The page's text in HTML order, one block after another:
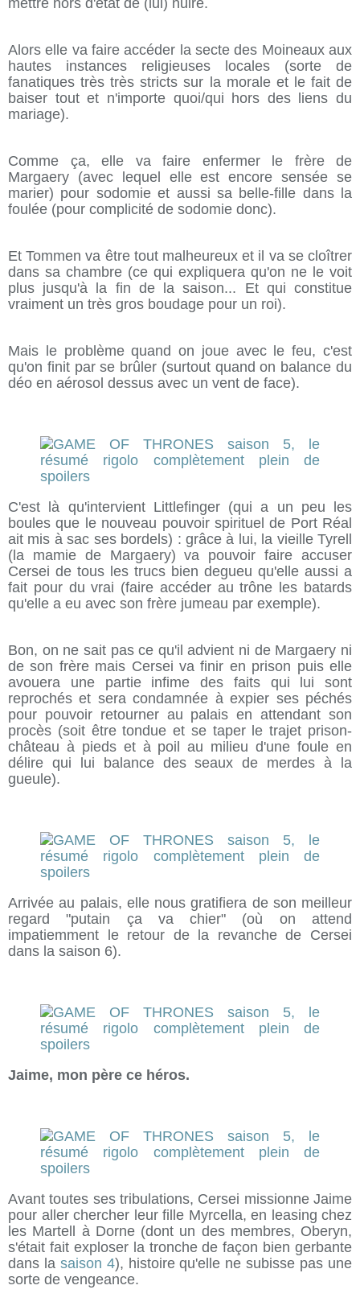
mettre hors d'état de (lui) nuire.
Alors elle va faire accéder la secte des Moineaux aux
hautes instances religieuses locales (sorte de
fanatiques très très stricts sur la morale et le fait de
baiser tout et n'importe quoi/qui hors des liens du
mariage).
Comme ça, elle va faire enfermer le frère de
Margaery (avec lequel elle est encore sensée se
marier) pour sodomie et aussi sa belle-fille dans la
foulée (pour complicité de sodomie donc).
Et Tommen va être tout malheureux et il va se cloîtrer
dans sa chambre (ce qui expliquera qu'on ne le voit
plus jusqu'à la fin de la saison... Et qui constitue
vraiment un très gros boudage pour un roi).
Mais le problème quand on joue avec le feu, c'est
qu'on finit par se brûler (surtout quand on balance du
déo en aérosol dessus avec un vent de face).
C'est là qu'intervient Littlefinger (qui a un peu les
boules que le nouveau pouvoir spirituel de Port Réal
ait mis à sac ses bordels) : grâce à lui, la vieille Tyrell
(la mamie de Margaery) va pouvoir faire accuser
Cersei de tous les trucs bien degueu qu'elle aussi a
fait pour du vrai (faire accéder au trône les batards
qu'elle a eu avec son frère jumeau par exemple).
Bon, on ne sait pas ce qu'il advient ni de Margaery ni
de son frère mais Cersei va finir en prison puis elle
avouera une partie infime des faits qui lui sont
reprochés et sera condamnée à expier ses péchés
pour pouvoir retourner au palais en attendant son
procès (soit être tondue et se taper le trajet prison-
château à pieds et à poil au milieu d'une foule en
délire qui lui balance des seaux de merdes à la
gueule).
Arrivée au palais, elle nous gratifiera de son meilleur
regard "putain ça va chier" (où on attend
impatiemment le retour de la revanche de Cersei
dans la saison 6).
Jaime, mon père ce héros.
Avant toutes ses tribulations, Cersei missionne Jaime
pour aller chercher leur fille Myrcella, en leasing chez
les Martell à Dorne (dont un des membres, Oberyn,
s'était fait exploser la tronche de façon bien gerbante
dans la saison 4), histoire qu'elle ne subisse pas une
sorte de vengeance.